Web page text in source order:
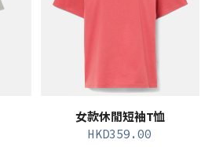
女款休閒短袖T恤
HKD359.00